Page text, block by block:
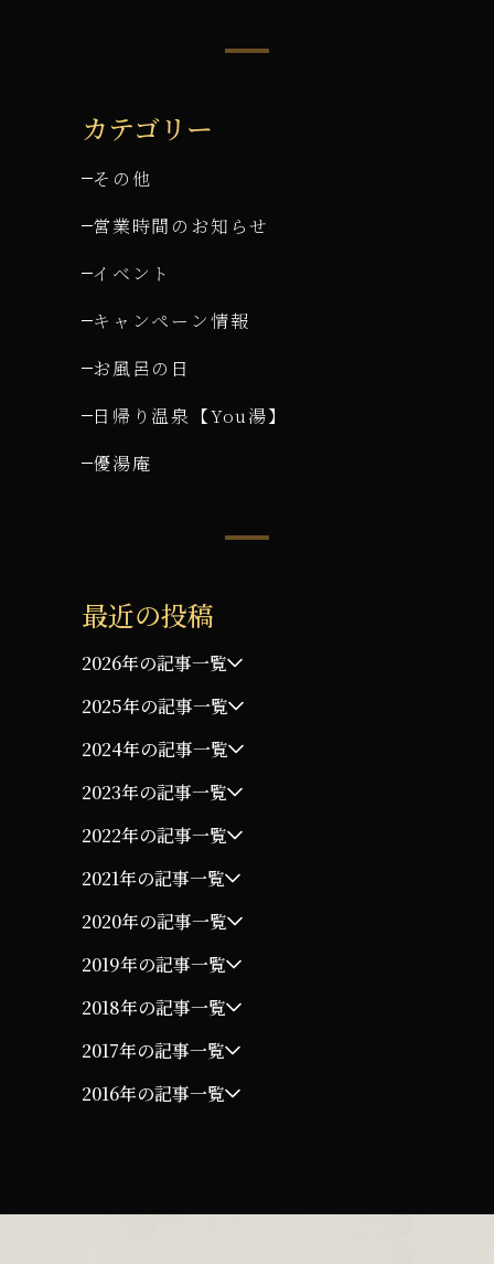
カテゴリー
その他
営業時間のお知らせ
イベント
キャンペーン情報
お風呂の日
日帰り温泉【You湯】
優湯庵
最近の投稿
2026年の記事一覧
2025年の記事一覧
2024年の記事一覧
2023年の記事一覧
2022年の記事一覧
2021年の記事一覧
2020年の記事一覧
2019年の記事一覧
2018年の記事一覧
2017年の記事一覧
2016年の記事一覧